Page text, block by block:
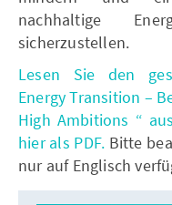
nachhaltige
sicherzustellen.
Lesen Sie den
Energy Transition –
High Ambitions “
hier als PDF. Bitte
nur auf Englisch